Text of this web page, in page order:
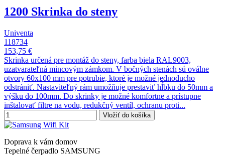
1200 Skrinka do steny
Univenta
118734
153,75 €
Skrinka určená pre montáž do steny, farba biela RAL9003,
uzatvarateľná mincovým zámkom. V bočných stenách sú oválne
otvory 60x100 mm pre potrubie, ktoré je možné jednoducho
odstrániť. Nastaviteľný rám umožňuje prestaviť hĺbku do 50mm a
výšku do 100mm. Do skrinky je možné komfortne a prístupne
inštalovať filtre na vodu, redukčný ventíl, ochranu proti...
Vložiť do košíka
Doprava k vám domov
Tepelné čerpadlo SAMSUNG